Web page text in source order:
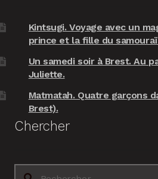
Kintsugi. Voyage avec un
prince et la fille du
Un samedi soir à Brest. Au
Juliette.
Matmatah. Quatre garçons
Brest).
Chercher
Rechercher :